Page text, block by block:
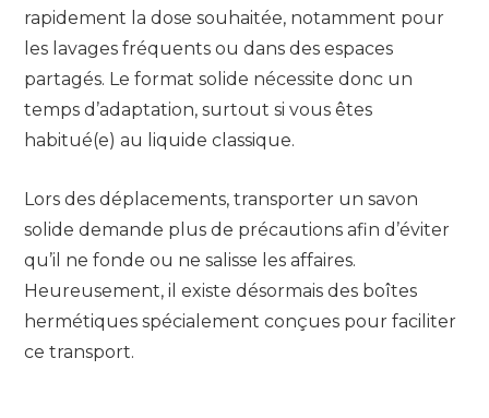
rapidement la dose souhaitée, notamment pour
les lavages fréquents ou dans des espaces
partagés. Le format solide nécessite donc un
temps d’adaptation, surtout si vous êtes
habitué(e) au liquide classique.
Lors des déplacements, transporter un savon
solide demande plus de précautions afin d’éviter
qu’il ne fonde ou ne salisse les affaires.
Heureusement, il existe désormais des boîtes
hermétiques spécialement conçues pour faciliter
ce transport.